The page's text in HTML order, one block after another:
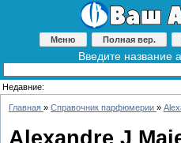
Меню Полная вер.
Введите название
Недавние:
Главная » Справочник парфюмерии »